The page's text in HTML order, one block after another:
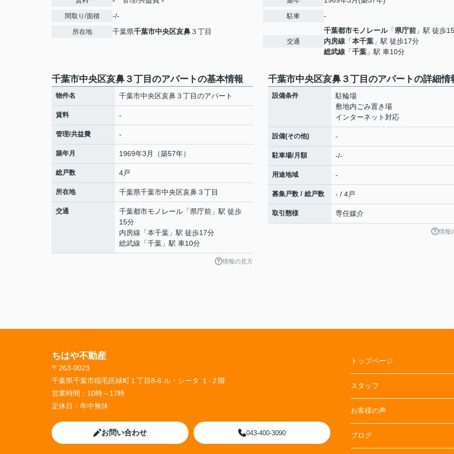
間取り/面積 -/-
所在地 千葉県千葉市中央区亥鼻３丁目
駐車 -
交通
千葉都市モノレール「県庁前 」駅 徒歩
内房線 「本千葉 」駅 徒歩17分
総武線 「千葉 」駅 車10分
千葉市中央区亥鼻３丁目のアパートの基本情報
物件名 千葉市中央区亥鼻３丁目のアパート
賃料 -
管理/共益費 -
築年月 1969年3月（築57年）
総戸数 4戸
所在地 千葉県千葉市中央区亥鼻３丁目
交通 千葉都市モノレール 「県庁前 」駅 徒歩
15分
内房線 「本千葉 」駅 徒歩17分
総武線 「千葉 」駅 車10分
情報の見方
千葉市中央区亥鼻３丁目のアパートの詳細情
設備条件
駐輪場
敷地内ごみ置き場
インターネット対応
設備(その他) -
駐車場/月額 -/-
用途地域 -
募集戸数 / 総戸数 - / 4戸
取引態様 専任媒介
情報
ちはや不動産
〒263-0023
千葉県千葉市稲毛区緑町１丁目8-6 ル・シータ １-２階
営業時間： 10時～17時
定休日： 年中無休
お問い合わせ 043-400-3090
トップページ
スタッフ
お客様の声
ブログ